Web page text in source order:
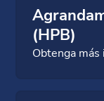
(HPB)
Obtenga